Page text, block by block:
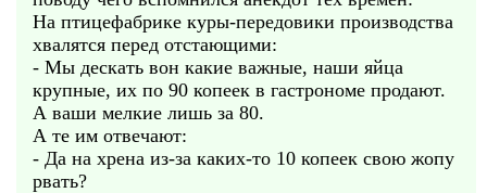
На птицефабрике куры-передовики производства
хвалятся перед отстающими:
- Мы дескать вон какие важные, наши яйца
крупные, их по 90 копеек в гастрономе продают.
А ваши мелкие лишь за 80.
А те им отвечают:
- Да на хрена из-за каких-то 10 копеек свою жопу
рвать?